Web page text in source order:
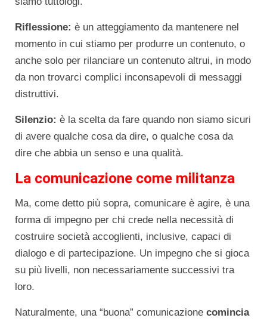
Riflessione: è un atteggiamento da mantenere nel
momento in cui stiamo per produrre un contenuto, o
anche solo per rilanciare un contenuto altrui, in modo
da non trovarci complici inconsapevoli di messaggi
distruttivi.
Silenzio: è la scelta da fare quando non siamo sicuri
di avere qualche cosa da dire, o qualche cosa da
dire che abbia un senso e una qualità.
La comunicazione come militanza
Ma, come detto più sopra, comunicare è agire, è una
forma di impegno per chi crede nella necessità di
costruire società accoglienti, inclusive, capaci di
dialogo e di partecipazione. Un impegno che si gioca
su più livelli, non necessariamente successivi tra
loro.
Naturalmente, una “buona” comunicazione comincia